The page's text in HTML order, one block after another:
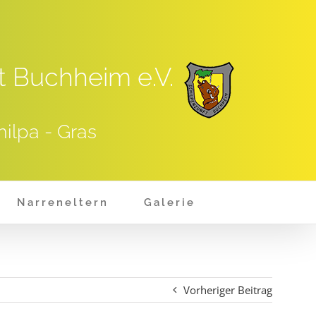
e.V.
- Gras
Narreneltern Galerie
Vorheriger Beitrag